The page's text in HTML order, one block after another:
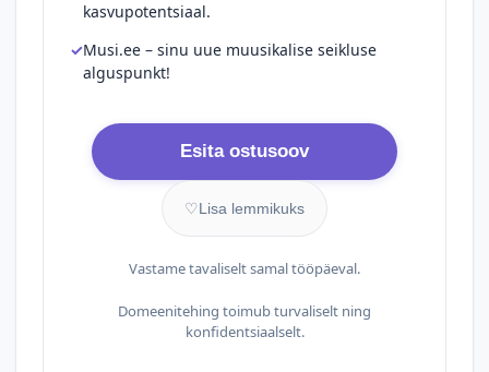
kasvupotentsiaal.
Musi.ee – sinu uue muusikalise seikluse
alguspunkt!
Esita ostusoov
♡Lisa lemmikuks
Vastame tavaliselt samal tööpäeval.
Domeenitehing toimub turvaliselt ning
konfidentsiaalselt.